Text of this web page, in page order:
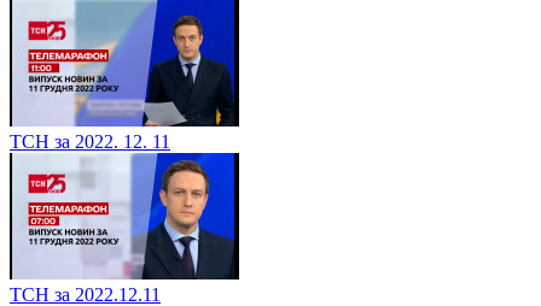
ТСН за 2022. 12. 11
ТСН за 2022.12.11